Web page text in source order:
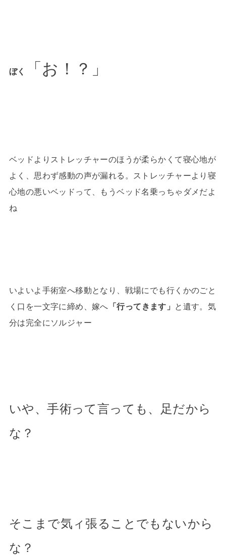
ぼく 「お！？」
ベッドよりストレッチャーのほうが柔らかくて寝心地が
よく、思わず感動の声が漏れる。ストレッチャーより寝
心地の悪いベッドって、もうベッド名乗っちゃダメだよ
ね
いよいよ手術室へ移動となり、戦場にでも行くかのごと
く口を一文字に締め、嫁へ 「行ってきます」
と遺す。気
分は完全にソルジャー
いや、手術って言っても、足だから
な？
そこまで気ィ張ることでもないから
な？